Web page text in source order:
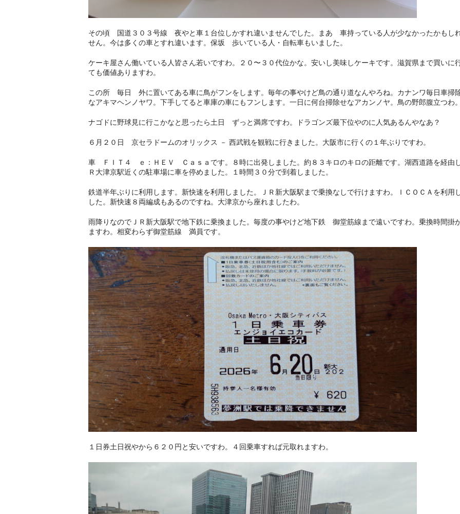
その頃 国道３０３号線 夜やと車１台位しかすれ違いませんでした。まあ 車持っている人が少なかったかもし
せん。今は多くの車とすれ違います。保坂 歩いている人・自転車もいました。
ケーキ屋さん働いている人皆さん若いですわ。２０〜３０代位かな。安いし美味しケーキです。滋賀県まで買いに
ても価値ありますわ。
この所 毎日 外に置いてある車に鳥がフンをします。毎年の事やけど鳥の通り道なんやろね。カナンワ毎日車掃
なアキマヘンノヤワ。下手してると車庫の車にもフンします。一日に何台掃除せなアカンノヤ。鳥の野郎腹立つわ
ナゴドに野球見に行こかなと思ったら土日 ずっと満席ですわ。ドラゴンズ最下位やのに人気あるんやなあ？
６月２０日 京セラドームのオリックス － 西武戦を観戦に行きました。大阪市に行くの１年ぶりですわ。
車 ＦＩＴ４ ｅ：ＨＥＶ Ｃａｓａです。８時に出発しました。約８３キロのキロの距離です。湖西道路を経由
Ｒ大津京駅近くの駐車場に車を停めました。１時間３０分で到着しました。
鉄道半年ぶりに利用します。新快速を利用しました。ＪＲ新大阪駅まで乗換なしで行けますわ。ＩＣＯＣＡを利用
した。新快速８両編成もあるのですね。大津京から座れましたわ。
雨降りなのでＪＲ新大阪駅で地下鉄に乗換ました。毎度の事やけど地下鉄 御堂筋線まで遠いですわ。乗換時間掛
ますわ。相変わらず御堂筋線 満員です。
１日券土日祝やから６２０円と安いですわ。４回乗車すれば元取れますわ。